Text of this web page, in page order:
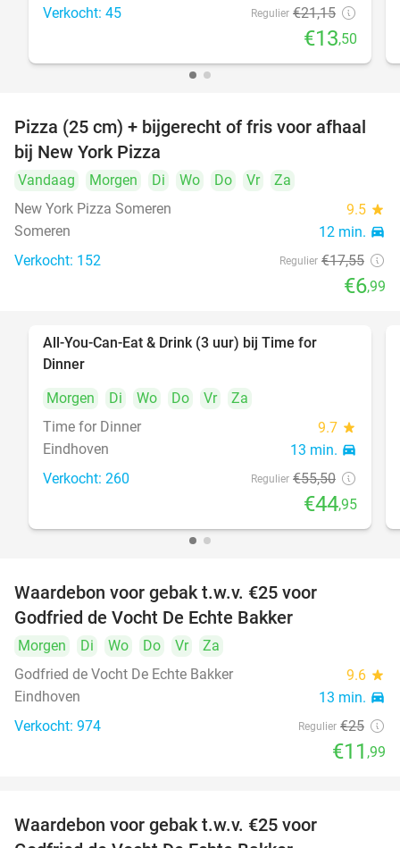
Verkocht: 45 Regulier €21,15
€13,50
60%
Pizza (25 cm) + bijgerecht of fris voor afhaal
bij New York Pizza
Vandaag Morgen Di Wo Do Vr
Za
New York Pizza Someren
9.5 star
Someren 12 min. directions_car
Verkocht: 152 Regulier €17,55
€6,99
All-You-Can-Eat & Drink (3 uur) bij Time for
Dinner
Morgen
Di Wo Do Vr
Za
Time for Dinner
9.7 star
Eindhoven 13 min. directions_car
Verkocht: 260 Regulier €55,50
€44,95
Waardebon voor gebak t.w.v. €25 voor
Godfried de Vocht De Echte Bakker
Morgen Di Wo Do Vr
Za
Godfried de Vocht De Echte Bakker
9.6 star
Eindhoven 13 min. directions_car
Verkocht: 974 Regulier €25
€11 ,99
Waardebon voor gebak t.w.v. €25 voor